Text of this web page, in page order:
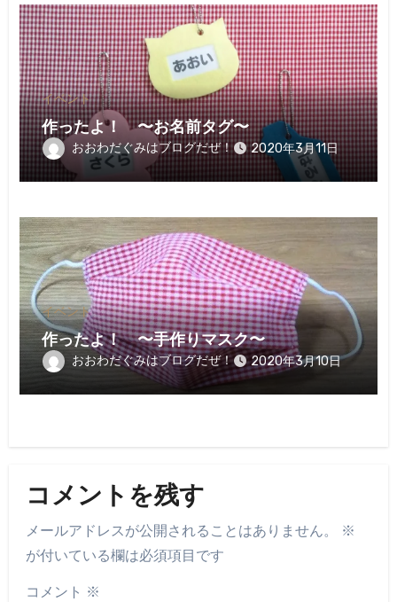
イベント
作ったよ！ 〜お名前タグ〜
おおわだぐみはブログだぜ！ 2020年3月11日
イベント
作ったよ！ 〜手作りマスク〜
おおわだぐみはブログだぜ！ 2020年3月10日
コメントを残す
メールアドレスが公開されることはありません。
※
が付いている欄は必須項目です
コメント ※